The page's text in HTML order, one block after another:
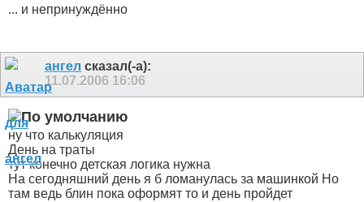
... и непринуждённо
ангел сказал(-а):
11.07.2006 16:06
ну что калькуляция
День на траты
тут конечно детская логика нужна
На сегодняшний день я б ломанулась за машинкой Но
там ведь блин пока оформят то и день пройдет